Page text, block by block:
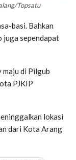
Topsatu
basi. Bahkan
juga sependapat
maju di Pilgub
PJKIP
lokasi
dari Kota Arang